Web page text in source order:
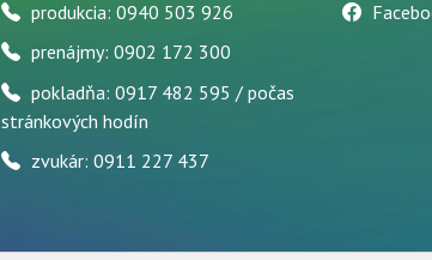
produkcia: 0940 503 926
prenájmy: 0902 172 300
pokladňa: 0917 482 595 / počas
stránkových hodín
zvukár: 0911 227 437